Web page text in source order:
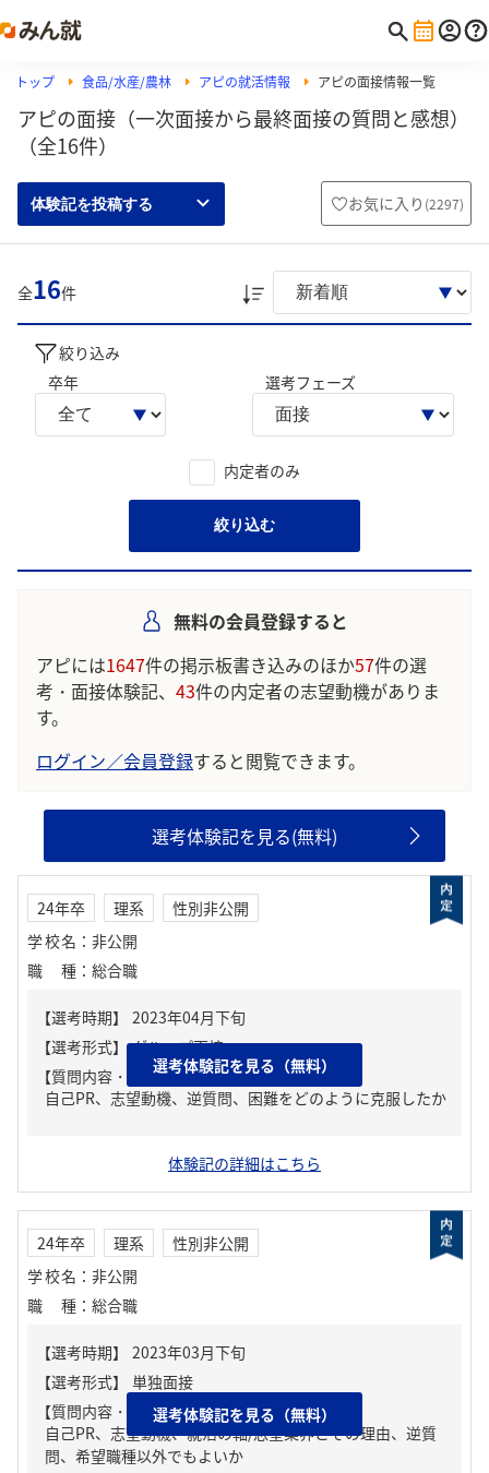
トップ 食品/水産/農林 アピの就活情報 アピの面接情報一覧
アピの面接（一次面接から最終面接の質問と感想）
（全16件）
体験記を投稿する お気に入り (2297)
全16件
絞り込み
卒年
選考フェーズ
内定者のみ
絞り込む
無料の会員登録すると
アピには1647件の掲示板書き込みのほか57件の選
考・面接体験記、 43件の内定者の志望動機がありま
す。
ログイン／会員登録すると閲覧できます。
選考体験記を見る(無料)
24年卒 理系
性別非公開
学校名 ： 非公開
職種 ： 総合職
【質問内容・課題】
自己PR、志望動機、逆質問、困難をどのように克服したか
選考体験記を見る（無料）
体験記の詳細はこちら
24年卒 理系
性別非公開
学校名 ： 非公開
職種 ： 総合職
【質問内容・課題】
自己PR、志望動機、就活の軸/志望業界とその理由、逆質
問、希望職種以外でもよいか
選考体験記を見る（無料）